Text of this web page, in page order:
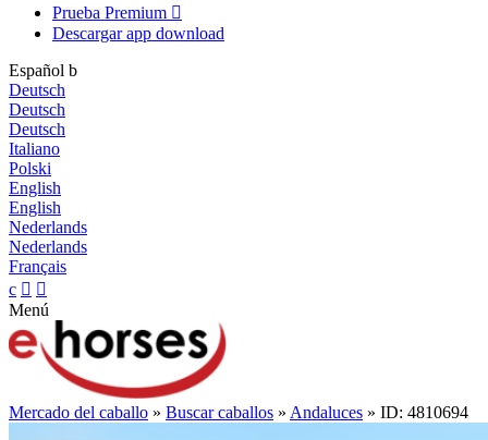
Prueba Premium 
Descargar app download
Español b
Deutsch
Deutsch
Deutsch
Italiano
Polski
English
English
Nederlands
Nederlands
Français
c  
Menú
Mercado del caballo » Buscar caballos » Andaluces » ID: 4810694